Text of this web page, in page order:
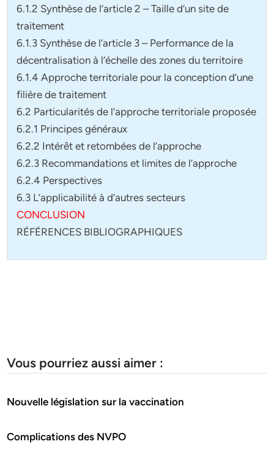
6.1.2 Synthèse de l’article 2 – Taille d’un site de
traitement
6.1.3 Synthèse de l’article 3 – Performance de la
décentralisation à l’échelle des zones du territoire
6.1.4 Approche territoriale pour la conception d’une
filière de traitement
6.2 Particularités de l’approche territoriale proposée
6.2.1 Principes généraux
6.2.2 Intérêt et retombées de l’approche
6.2.3 Recommandations et limites de l’approche
6.2.4 Perspectives
6.3 L’applicabilité à d’autres secteurs
CONCLUSION
RÉFÉRENCES BIBLIOGRAPHIQUES
Vous pourriez aussi aimer :
Nouvelle législation sur la vaccination
Complications des NVPO